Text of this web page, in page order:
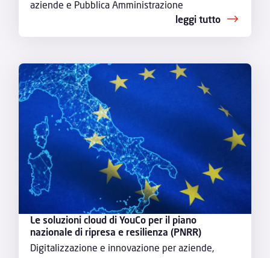
aziende e Pubblica Amministrazione
leggi tutto
Le soluzioni cloud di YouCo per il piano
nazionale di ripresa e resilienza (PNRR)
Digitalizzazione e innovazione per aziende,